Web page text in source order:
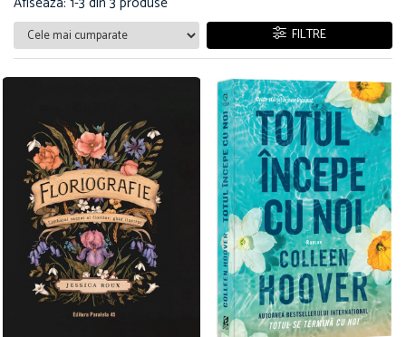
Carte adulți
Carte copii - raftul BookTruck
Ham-Ham
Pentru ea
Pentru el
Pettson și Findus
Poezie
Vederi
Vouchere Cadou
FILTRE